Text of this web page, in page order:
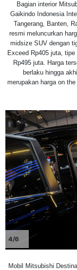
Bagian interior
Gaikindo Indonesia
Tangerang, Banten,
resmi meluncurkan
midsize SUV dengan
Exceed Rp405 juta,
Rp495 juta. Harga
berlaku hingga
merupakan harga on
4/6
Mobil Mitsubishi